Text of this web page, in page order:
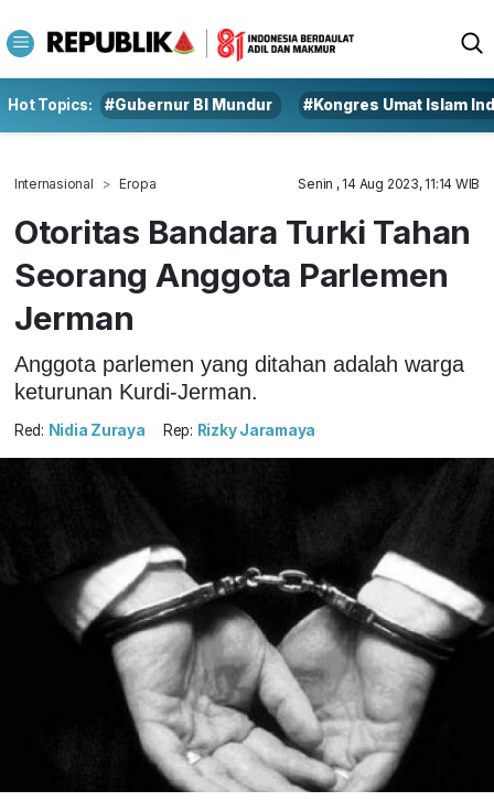
Hot Topics: #Gubernur BI Mundur #Kongres Umat Islam
Internasional Eropa Senin , 14 Aug 2023, 11:14 WIB
Otoritas Bandara Turki Tahan
Seorang Anggota Parlemen
Jerman
Anggota parlemen yang ditahan adalah warga
keturunan Kurdi-Jerman.
Red: Nidia Zuraya Rep: Rizky Jaramaya